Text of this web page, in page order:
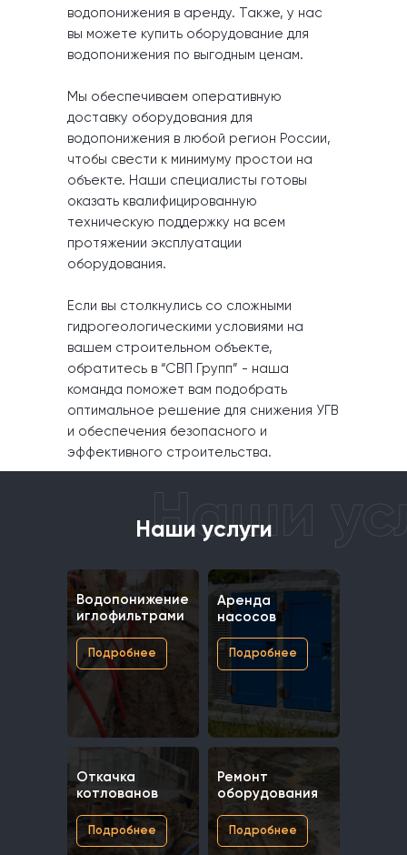
водопонижения в аренду. Также, у нас
вы можете купить оборудование для
водопонижения по выгодным ценам.
Мы обеспечиваем оперативную
доставку оборудования для
водопонижения в любой регион России,
чтобы свести к минимуму простои на
объекте. Наши специалисты готовы
оказать квалифицированную
техническую поддержку на всем
протяжении эксплуатации
оборудования.
Если вы столкнулись со сложными
гидрогеологическими условиями на
вашем строительном объекте,
обратитесь в “СВП Групп” - наша
команда поможет вам подобрать
оптимальное решение для снижения УГВ
и обеспечения безопасного и
эффективного строительства.
Наши услуги
Аренда
насосов
Водопонижение
иглофильтрами
Ремонт
оборудования
Откачка
котлованов
Подробнее Подробнее
Подробнее Подробнее